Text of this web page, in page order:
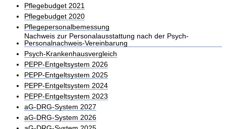
Pflegebudget 2021
Pflegebudget 2020
Pflegepersonalbemessung
Nachweis zur Personalausstattung nach der Psych-
Personalnachweis-Vereinbarung
Psych-Krankenhausvergleich
PEPP-Entgeltsystem 2026
PEPP-Entgeltsystem 2025
PEPP-Entgeltsystem 2024
PEPP-Entgeltsystem 2023
aG-DRG-System 2027
aG-DRG-System 2026